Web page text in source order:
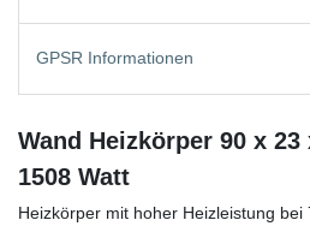
GPSR Informationen
Wand Heizkörper 90 x 23
1508 Watt
Heizkörper mit hoher Heizleistung bei